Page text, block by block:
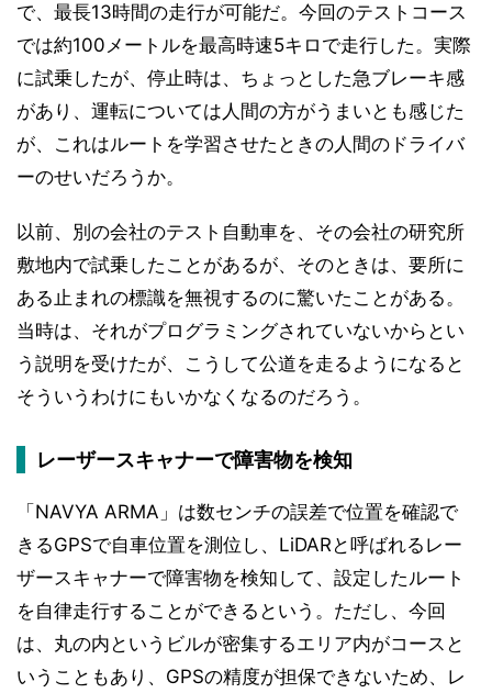
で、最長13時間の走行が可能だ。今回のテストコース
では約100メートルを最高時速5キロで走行した。実際
に試乗したが、停止時は、ちょっとした急ブレーキ感
があり、運転については人間の方がうまいとも感じた
が、これはルートを学習させたときの人間のドライバ
ーのせいだろうか。
以前、別の会社のテスト自動車を、その会社の研究所
敷地内で試乗したことがあるが、そのときは、要所に
ある止まれの標識を無視するのに驚いたことがある。
当時は、それがプログラミングされていないからとい
う説明を受けたが、こうして公道を走るようになると
そういうわけにもいかなくなるのだろう。
レーザースキャナーで障害物を検知
「NAVYA ARMA」は数センチの誤差で位置を確認で
きるGPSで自車位置を測位し、LiDARと呼ばれるレー
ザースキャナーで障害物を検知して、設定したルート
を自律走行することができるという。ただし、今回
は、丸の内というビルが密集するエリア内がコースと
いうこともあり、GPSの精度が担保できないため、レ